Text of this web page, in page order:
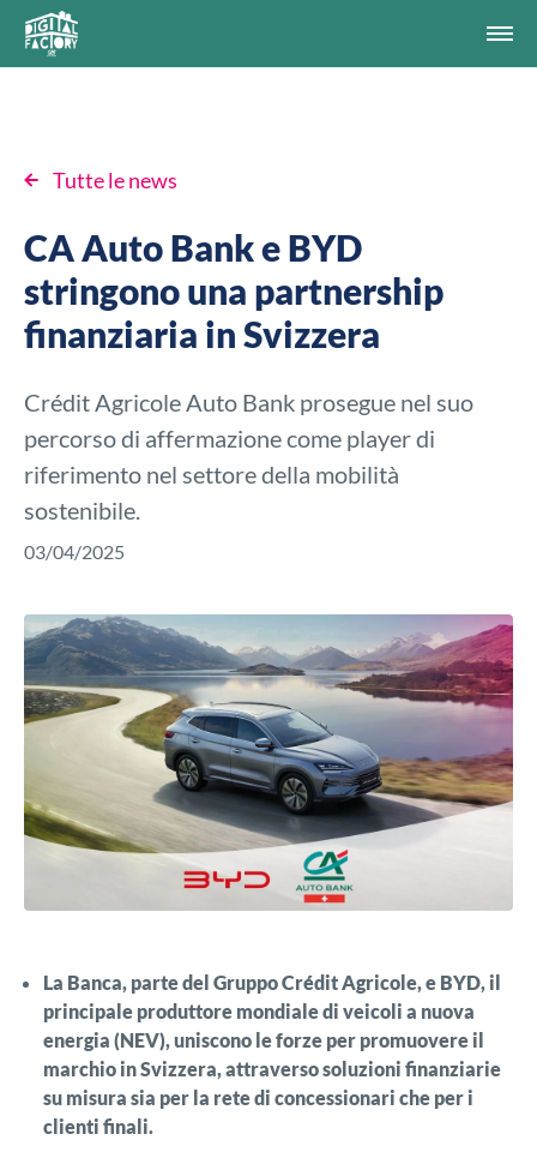
Tutte le news
CA Auto Bank e BYD
stringono una partnership
finanziaria in Svizzera
Crédit Agricole Auto Bank prosegue nel suo
percorso di affermazione come player di
riferimento nel settore della mobilità
sostenibile.
03/04/2025
La Banca, parte del Gruppo Crédit Agricole, e BYD, il
principale produttore mondiale di veicoli a nuova
energia (NEV), uniscono le forze per promuovere il
marchio in Svizzera, attraverso soluzioni finanziarie
su misura sia per la rete di concessionari che per i
clienti finali.